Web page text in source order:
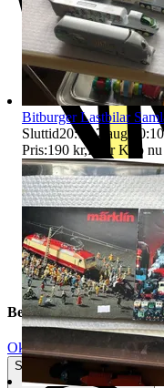
Beskrivning
Okej använt skick
Synliga tecken på slitage
Bitburger Lastbilar
Sluttid20:10 7 aug 20:10
Pris:190 kr,Eller Köp nu